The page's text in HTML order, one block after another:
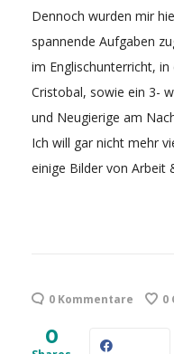
Dennoch wurden mir
spannende Aufgaben
im Englischunterricht,
Cristobal, sowie ein 3-
und Neugierige am
Ich will gar nicht mehr
einige Bilder von Arbeit
0 Kommentare 0
0